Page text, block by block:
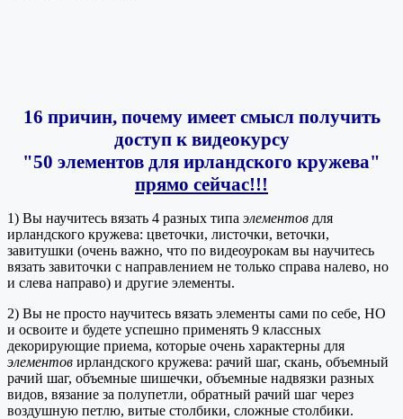
16 причин, почему имеет смысл получить
доступ к видеокурсу
"50 элементов для ирландского кружева"
прямо сейчас!!!
1) Вы научитесь вязать 4 разных типа элементов для
ирландского кружева: цветочки, листочки, веточки,
завитушки (очень важно, что по видеоурокам вы научитесь
вязать завиточки с направлением не только справа налево, но
и слева направо) и другие элементы.
2) Вы не просто научитесь вязать элементы сами по себе, НО
и освоите и будете успешно применять 9 классных
декорирующие приема, которые очень характерны для
элементов ирландского кружева: рачий шаг, скань, объемный
рачий шаг, объемные шишечки, объемные надвязки разных
видов, вязание за полупетли, обратный рачий шаг через
воздушную петлю, витые столбики, сложные столбики.